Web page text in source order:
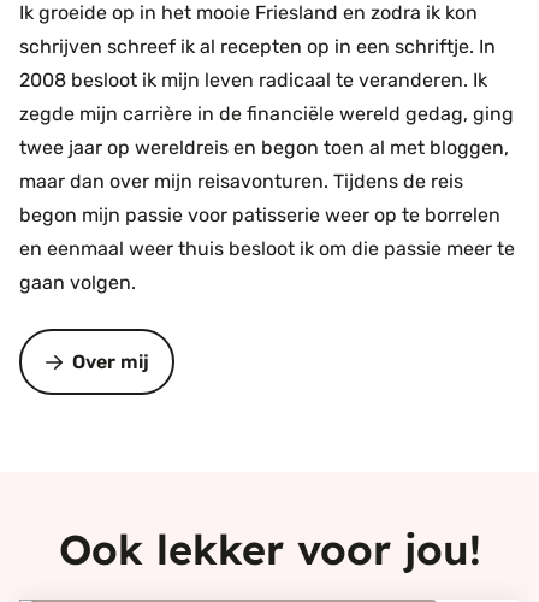
Ik groeide op in het mooie Friesland en zodra ik kon
schrijven schreef ik al recepten op in een schriftje. In
2008 besloot ik mijn leven radicaal te veranderen. Ik
zegde mijn carrière in de financiële wereld gedag, ging
twee jaar op wereldreis en begon toen al met bloggen,
maar dan over mijn reisavonturen. Tijdens de reis
begon mijn passie voor patisserie weer op te borrelen
en eenmaal weer thuis besloot ik om die passie meer te
gaan volgen.
Over mij
Ook lekker voor jou!